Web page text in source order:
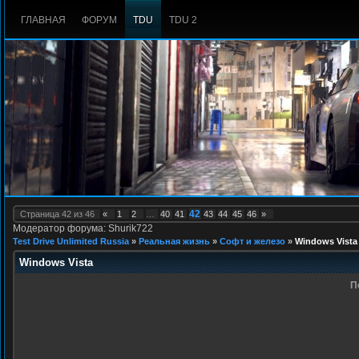
ГЛАВНАЯ ФОРУМ TDU TDU 2
Страница 42 из 46 « 1 2 40 41 42 43 44 45 46 »
Модератор форума: Shurik722
Test Drive Unlimited Russia » Реальная жизнь » Софт и железо » Windows Vista
Windows Vista